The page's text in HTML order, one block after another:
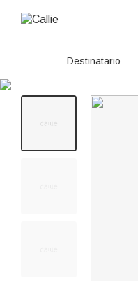
Destinatario